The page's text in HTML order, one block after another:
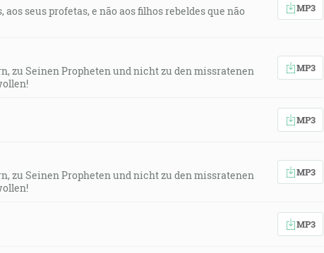
aos seus profetas, e não aos filhos rebeldes que não
MP3
zu Seinen Propheten und nicht zu den missratenen
MP3
MP3
zu Seinen Propheten und nicht zu den missratenen
MP3
MP3